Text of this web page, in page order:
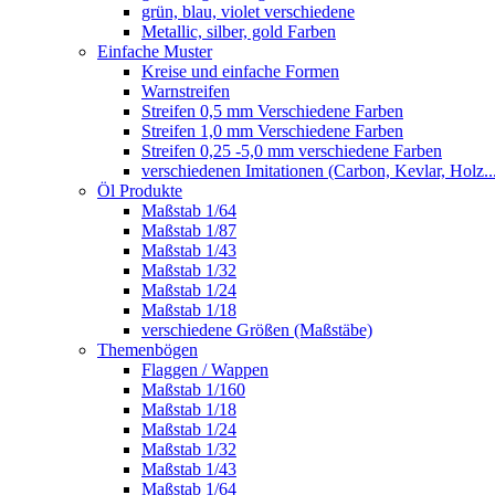
grün, blau, violet verschiedene
Metallic, silber, gold Farben
Einfache Muster
Kreise und einfache Formen
Warnstreifen
Streifen 0,5 mm Verschiedene Farben
Streifen 1,0 mm Verschiedene Farben
Streifen 0,25 -5,0 mm verschiedene Farben
verschiedenen Imitationen (Carbon, Kevlar,
Öl Produkte
Maßstab 1/64
Maßstab 1/87
Maßstab 1/43
Maßstab 1/32
Maßstab 1/24
Maßstab 1/18
verschiedene Größen (Maßstäbe)
Themenbögen
Flaggen / Wappen
Maßstab 1/160
Maßstab 1/18
Maßstab 1/24
Maßstab 1/32
Maßstab 1/43
Maßstab 1/64